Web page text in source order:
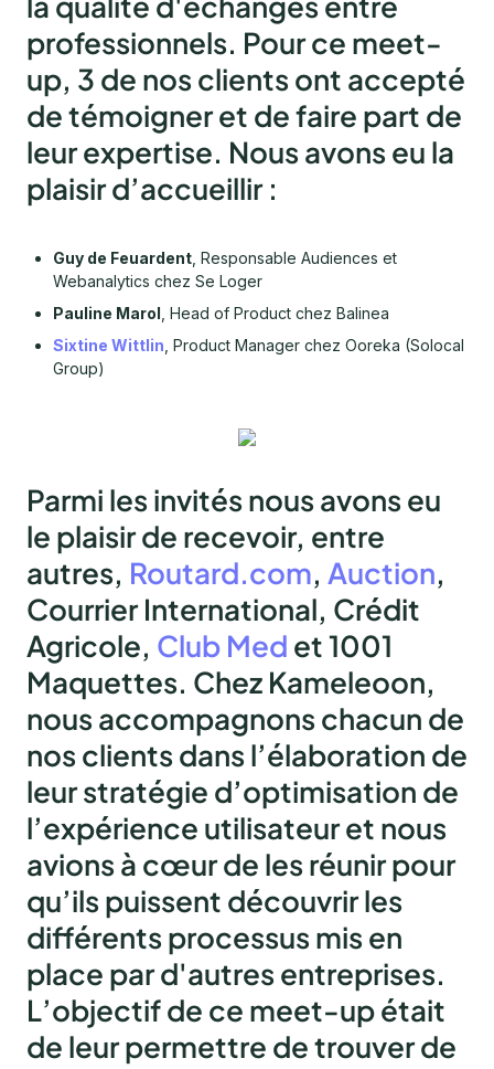
professionnels. Pour ce meet-
up, 3 de nos clients ont accepté
de témoigner et de faire part de
leur expertise. Nous avons eu la
plaisir d’accueillir :
Guy de Feuardent , Responsable Audiences et
Webanalytics chez Se Loger
Pauline Marol , Head of Product chez Balinea
Sixtine Wittlin , Product Manager chez Ooreka (Solocal
Group)
Parmi les invités nous avons eu
le plaisir de recevoir, entre
autres, Routard.com, Auction,
Courrier International, Crédit
Agricole, Club Med et 1001
Maquettes. Chez Kameleoon,
nous accompagnons chacun de
nos clients dans l’élaboration de
leur stratégie d’optimisation de
l’expérience utilisateuret nous
avions à cœur de les réunir pour
qu’ils puissent découvrir les
différents processus mis en
place par d'autres entreprises.
L’objectif de ce meet-up était
de leur permettre detrouver de